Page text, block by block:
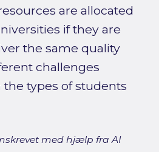
are allocated
if they are
the same quality
challenges
types of students
med hjælp fra AI